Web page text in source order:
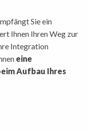
Sie ein
Ihnen Ihren Weg zur
Integration
eine
Aufbau Ihres